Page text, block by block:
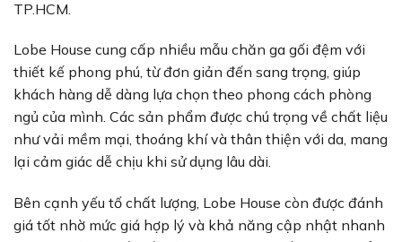
TP.HCM.
Lobe House cung cấp nhiều mẫu chăn ga gối đệm với
thiết kế phong phú, từ đơn giản đến sang trọng, giúp
khách hàng dễ dàng lựa chọn theo phong cách phòng
ngủ của mình. Các sản phẩm được chú trọng về chất liệu
như vải mềm mại, thoáng khí và thân thiện với da, mang
lại cảm giác dễ chịu khi sử dụng lâu dài.
Bên cạnh yếu tố chất lượng, Lobe House còn được đánh
giá tốt nhờ mức giá hợp lý và khả năng cập nhật nhanh